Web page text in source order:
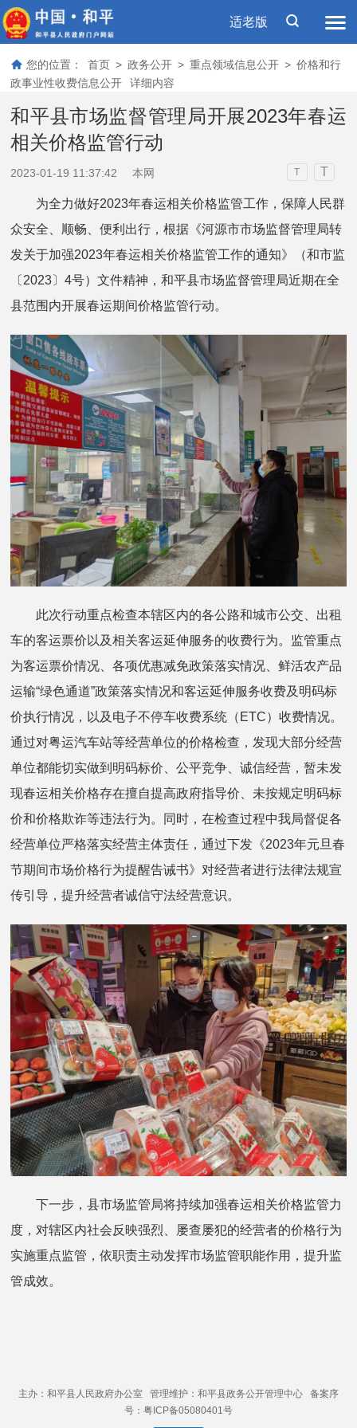
适老版
您的位置： 首页 > 政务公开 > 重点领域信息公开 > 价格和行
政事业性收费信息公开
详细内容
和平县市场监督管理局开展2023年春运
相关价格监管行动
2023-01-19 11:37:42 本网 T T
为全力做好2023年春运相关价格监管工作，保障人民群
众安全、顺畅、便利出行，根据《河源市市场监督管理局转
发关于加强2023年春运相关价格监管工作的通知》（和市监
〔2023〕4号）文件精神，和平县市场监督管理局近期在全
县范围内开展春运期间价格监管行动。
此次行动重点检查本辖区内的各公路和城市公交、出租
车的客运票价以及相关客运延伸服务的收费行为。监管重点
为客运票价情况、各项优惠减免政策落实情况、鲜活农产品
运输“绿色通道”政策落实情况和客运延伸服务收费及明码标
价执行情况，以及电子不停车收费系统（ETC）收费情况。
通过对粤运汽车站等经营单位的价格检查，发现大部分经营
单位都能切实做到明码标价、公平竞争、诚信经营，暂未发
现春运相关价格存在擅自提高政府指导价、未按规定明码标
价和价格欺诈等违法行为。同时，在检查过程中我局督促各
经营单位严格落实经营主体责任，通过下发《2023年元旦春
节期间市场价格行为提醒告诫书》对经营者进行法律法规宣
传引导，提升经营者诚信守法经营意识。
下一步，县市场监管局将持续加强春运相关价格监管力
度，对辖区内社会反映强烈、屡查屡犯的经营者的价格行为
实施重点监管，依职责主动发挥市场监管职能作用，提升监
管成效。
主办：和平县人民政府办公室 管理维护：和平县政务公开管理中心 备案序
号：粤ICP备05080401号